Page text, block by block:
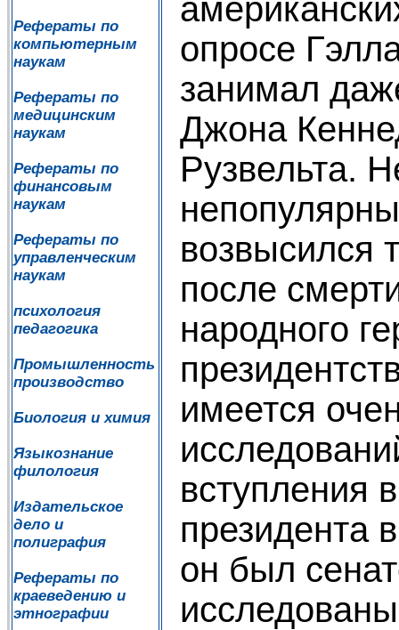
Рефераты по
компьютерным
наукам
Рефераты по
медицинским
наукам
Рефераты по
финансовым
наукам
Рефераты по
управленческим
наукам
психология
педагогика
Промышленность
производство
Биология и химия
Языкознание
филология
Издательское
дело и
полиграфия
Рефераты по
краеведению и
этнографии
опросе
занимал
Джона
Рузвельта.
возвысился
после
народного
имеется
вступления
президента
он был